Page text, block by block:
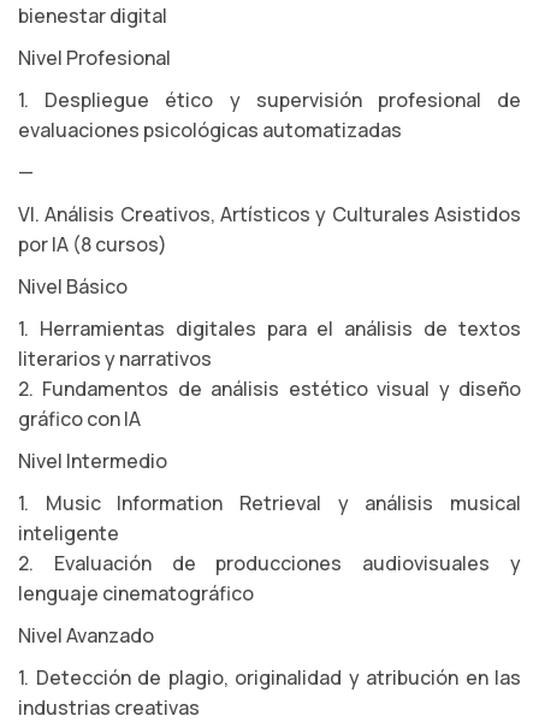
bienestar digital
Nivel Profesional
1. Despliegue ético y supervisión profesional de
evaluaciones psicológicas automatizadas
—
VI. Análisis Creativos, Artísticos y Culturales Asistidos
por IA (8 cursos)
Nivel Básico
1. Herramientas digitales para el análisis de textos
literarios y narrativos
2. Fundamentos de análisis estético visual y diseño
gráfico con IA
Nivel Intermedio
1. Music Information Retrieval y análisis musical
inteligente
2. Evaluación de producciones audiovisuales y
lenguaje cinematográfico
Nivel Avanzado
1. Detección de plagio, originalidad y atribución en las
industrias creativas